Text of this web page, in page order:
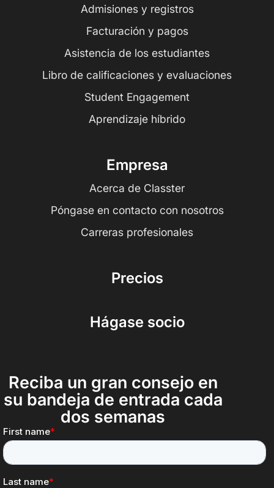
Admisiones y registros
Facturación y pagos
Asistencia de los estudiantes
Libro de calificaciones y evaluaciones
Student Engagement
Aprendizaje híbrido
Empresa
Acerca de Classter
Póngase en contacto con nosotros
Carreras profesionales
Precios
Hágase socio
Reciba un gran consejo en
su bandeja de entrada cada
dos semanas